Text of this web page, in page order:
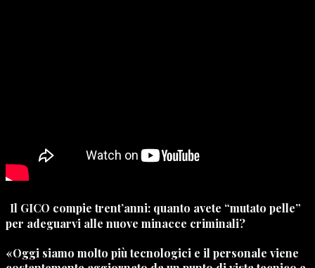
Il GICO compie trent’anni: quanto avete “mutato pelle”
per adeguarvi alle nuove minacce criminali?
«Oggi siamo molto più tecnologici e il personale viene